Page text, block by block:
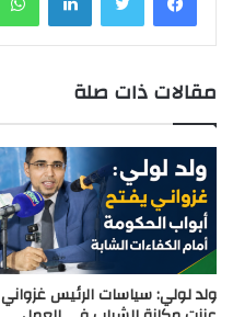
مقالات ذات صلة
ولد لولي: سياسات الرئيس غزواني